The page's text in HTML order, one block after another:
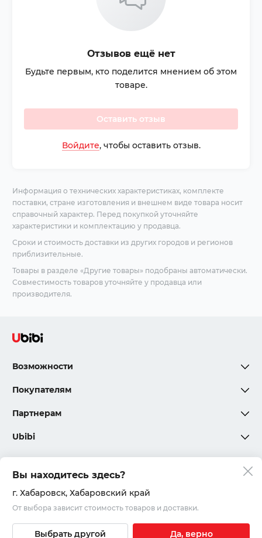
Отзывов ещё нет
Будьте первым, кто поделится мнением об этом
товаре.
Оставить отзыв
Войдите, чтобы оставить отзыв.
Информация о технических характеристиках, комплекте
поставки, стране изготовления и внешнем виде товара носит
справочный характер. Перед покупкой уточняйте
характеристики и комплектацию у продавца.
Сроки и стоимость доставки из других городов и регионов
приблизительные.
Товары в разделе «Другие товары» подобраны автоматически.
Совместимость товаров уточняйте у продавца или
производителя.
Возможности
Покупателям
Партнерам
Ubibi
Политика конфиденциальности
Соглашения и правила
© 2020 – 2026, ООО «Юкар»
Вы находитесь здесь?
г. Хабаровск, Хабаровский край
От выбора зависит стоимость товаров и доставки.
Выбрать другой Да, верно